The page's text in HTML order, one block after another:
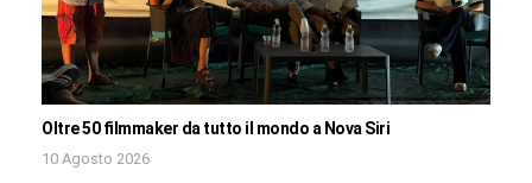
Oltre 50 filmmaker da tutto il mondo a Nova Siri
10 Agosto 2026